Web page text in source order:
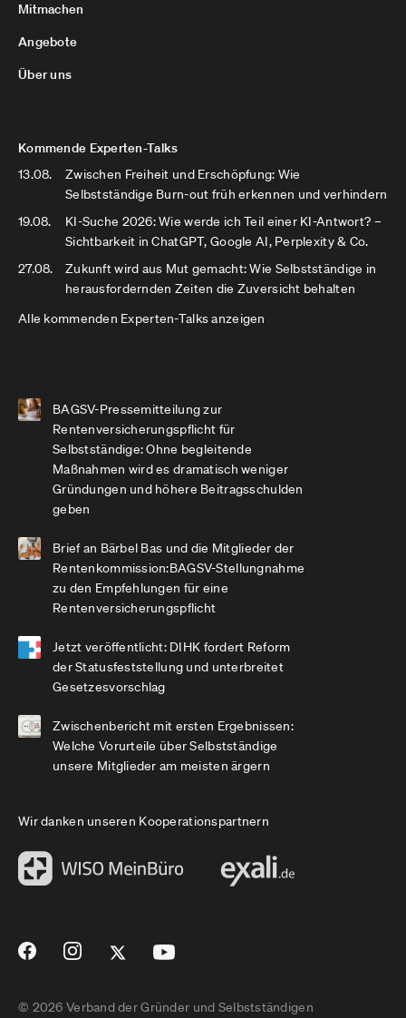
Mitmachen
Angebote
Über uns
Kommende Experten-Talks
13.08.
Zwischen Freiheit und Erschöpfung: Wie
Selbstständige Burn-out früh erkennen und verhindern
19.08.
KI-Suche 2026: Wie werde ich Teil einer KI-Antwort? –
Sichtbarkeit in ChatGPT, Google AI, Perplexity & Co.
27.08.
Zukunft wird aus Mut gemacht: Wie Selbstständige in
herausfordernden Zeiten die Zuversicht behalten
Alle kommenden Experten-Talks anzeigen
BAGSV-Pressemitteilung zur
Rentenversicherungspflicht für
Selbstständige: Ohne begleitende
Maßnahmen wird es dramatisch weniger
Gründungen und höhere Beitragsschulden
geben
Brief an Bärbel Bas und die Mitglieder der
Rentenkommission:BAGSV-Stellungnahme
zu den Empfehlungen für eine
Rentenversicherungspflicht
Jetzt veröffentlicht: DIHK fordert Reform
der Statusfeststellung und unterbreitet
Gesetzesvorschlag
Zwischenbericht mit ersten Ergebnissen:
Welche Vorurteile über Selbstständige
unsere Mitglieder am meisten ärgern
Wir danken unseren Kooperationspartnern
© 2026 Verband der Gründer und Selbstständigen